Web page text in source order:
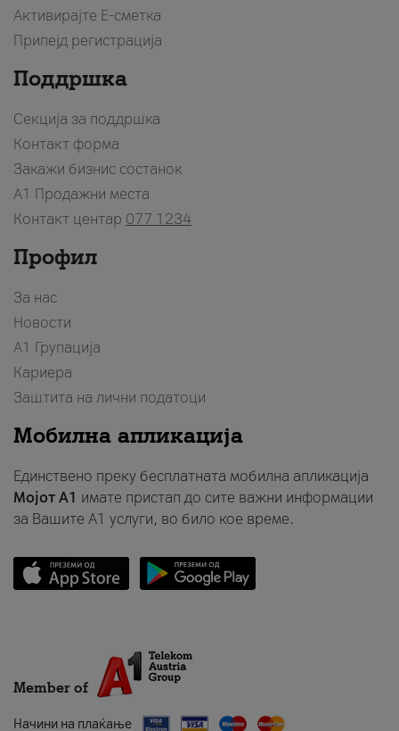
Активирајте Е-сметка
Припејд регистрација
Поддршка
Секција за поддршка
Контакт форма
Закажи бизнис состанок
A1 Продажни места
Контакт центар 077 1234
Профил
За нас
Новости
А1 Групација
Кариера
Заштита на лични податоци
Мобилна апликација
Единствено преку бесплатната мобилна апликација
Мојот A1 имате пристап до сите важни информации
за Вашите A1 услуги, во било кое време.
Member of
Начини на плаќање